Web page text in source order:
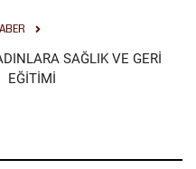
SAĞLIK VE GERİ
EĞİTİMİ